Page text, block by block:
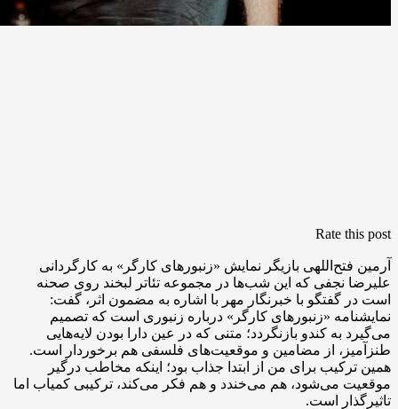
Rate this post
آرمین فتح‌اللهی بازیگر نمایش «زنبورهای کارگر» به کارگردانی
علیرضا نجفی که این شب‌ها در مجموعه تئاتر لبخند روی صحنه
است در گفتگو با خبرنگار مهر با اشاره به مضمون اثر، گفت:
نمایشنامه‌ «زنبورهای کارگر» درباره زنبوری است که تصمیم
می‌گیرد به کندو بازنگردد؛ متنی که در عین دارا بودن لایه‌هایی
طنزآمیز، از مضامین و موقعیت‌های فلسفی هم برخوردار است.
همین ترکیب برای من از ابتدا جذاب بود؛ اینکه مخاطب درگیر
موقعیت می‌شود، هم می‌خندد و هم فکر می‌کند، ترکیبی کمیاب اما
تاثیرگذار است.